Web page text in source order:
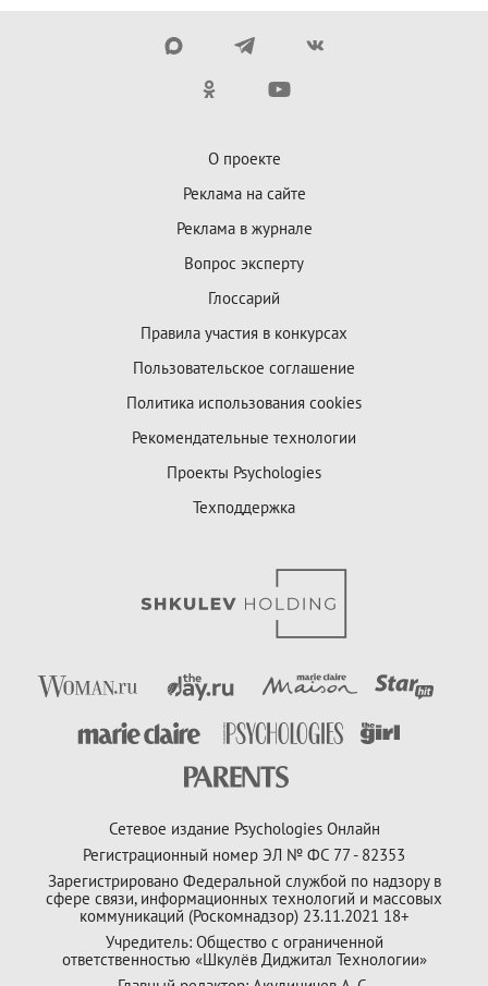
О проекте
Реклама на сайте
Реклама в журнале
Вопрос эксперту
Глоссарий
Правила участия в конкурсах
Пользовательское соглашение
Политика использования cookies
Рекомендательные технологии
Проекты Psychologies
Техподдержка
Сетевое издание Psychologies Онлайн
Регистрационный номер ЭЛ № ФС 77 - 82353
Зарегистрировано Федеральной службой по надзору в
сфере связи, информационных технологий и массовых
коммуникаций (Роскомнадзор) 23.11.2021 18+
Учредитель: Общество с ограниченной
ответственностью «Шкулёв Диджитал Технологии»